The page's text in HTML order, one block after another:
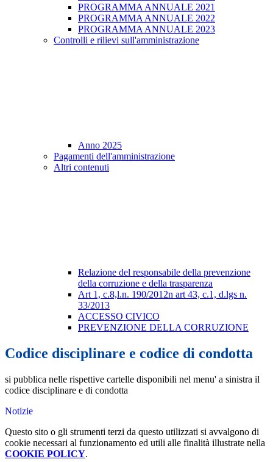
PROGRAMMA ANNUALE 2021
PROGRAMMA ANNUALE 2022
PROGRAMMA ANNUALE 2023
Controlli e rilievi sull'amministrazione
Anno 2025
Pagamenti dell'amministrazione
Altri contenuti
Relazione del responsabile della prevenzione
della corruzione e della trasparenza
Art 1, c.8,l.n. 190/2012n art 43, c.1, d.lgs n.
33/2013
ACCESSO CIVICO
PREVENZIONE DELLA CORRUZIONE
Codice disciplinare e codice di condotta
si pubblica nelle rispettive cartelle disponibili nel menu' a sinistra il
codice disciplinare e di condotta
Notizie
Questo sito o gli strumenti terzi da questo utilizzati si avvalgono di
cookie necessari al funzionamento ed utili alle finalità illustrate nella
COOKIE POLICY.